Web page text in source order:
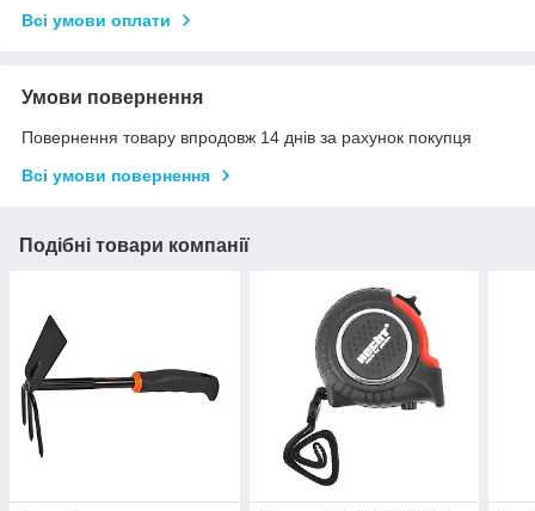
Всі умови оплати
Умови повернення
Повернення товару впродовж 14 днів за рахунок покупця
Всі умови повернення
Подібні товари компанії